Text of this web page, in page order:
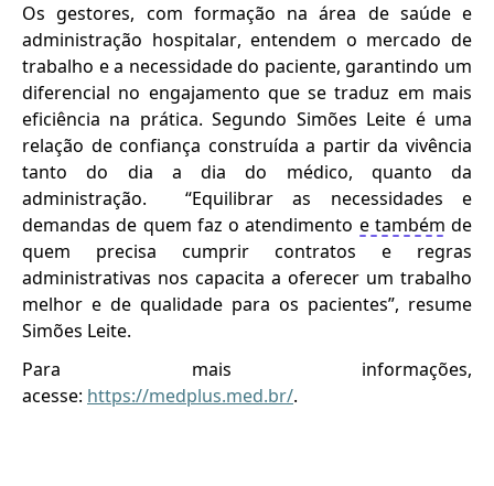
Os gestores, com formação na área de saúde e
administração hospitalar, entendem o mercado de
trabalho e a necessidade do paciente, garantindo um
diferencial no engajamento que se traduz em mais
eficiência na prática.Segundo Simões Leite é uma
relação de confiança construída a partir da vivência
tanto do dia a dia do médico, quanto da
administração. “Equilibrar as necessidades e
demandas de quem faz o atendimento e também de
quem precisa cumprir contratos e regras
administrativas nos capacita a oferecer um trabalho
melhor e de qualidade para os pacientes”, resume
Simões Leite.
Para mais informações,
acesse: https://medplus.med.br/.